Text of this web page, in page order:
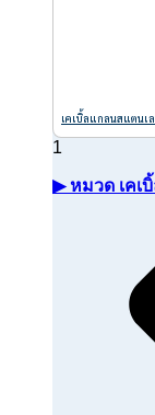
เคเบิ้ลแกลนสแตนเ
▶ หมวด เคเ